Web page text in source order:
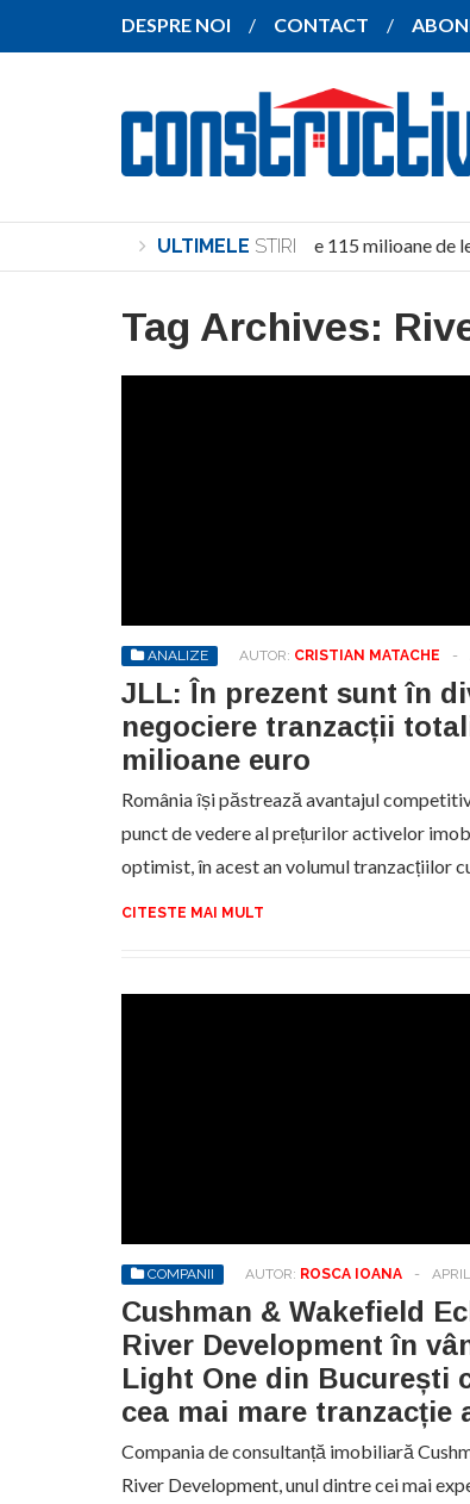
DESPRE NOI CONTACT
ULTIMELE STIRI
Investiție de peste 115 milioane de lei
Tag Archives:
ANALIZE AUTOR: CRISTIAN MATACHE -
JLL: În prezent sunt în
negociere tranzacții
milioane euro
România își păstrează avantajul
punct de vedere al prețurilor activelor
optimist, în acest an volumul tranzacțiilor
CITESTE MAI MULT
COMPANII AUTOR: ROSCA IOANA -
Cushman & Wakefield
River Development în
Light One din București
cea mai mare tranzacție
Compania de consultanță imobiliară
River Development, unul dintre cei mai